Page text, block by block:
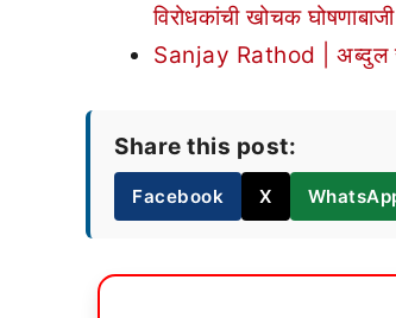
विरोधकांची खोचक घोषणाबाजी
Sanjay Rathod | अब्दुल
Share this post:
Facebook X